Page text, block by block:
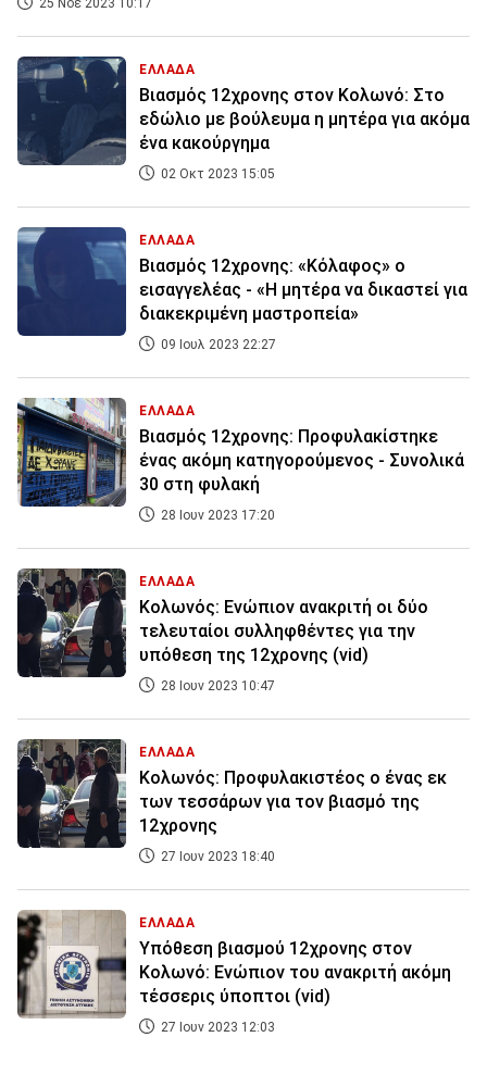
25 Νοε 2023 10:17
ΕΛΛΑΔΑ
Βιασμός 12χρονης στον Κολωνό: Στο
εδώλιο με βούλευμα η μητέρα για ακόμα
ένα κακούργημα
02 Οκτ 2023 15:05
ΕΛΛΑΔΑ
Βιασμός 12χρονης: «Κόλαφος» ο
εισαγγελέας - «Η μητέρα να δικαστεί για
διακεκριμένη μαστροπεία»
09 Ιουλ 2023 22:27
ΕΛΛΑΔΑ
Βιασμός 12χρονης: Προφυλακίστηκε
ένας ακόμη κατηγορούμενος - Συνολικά
30 στη φυλακή
28 Ιουν 2023 17:20
ΕΛΛΑΔΑ
Κολωνός: Ενώπιον ανακριτή οι δύο
τελευταίοι συλληφθέντες για την
υπόθεση της 12χρονης (vid)
28 Ιουν 2023 10:47
ΕΛΛΑΔΑ
Κολωνός: Προφυλακιστέος ο ένας εκ
των τεσσάρων για τον βιασμό της
12χρονης
27 Ιουν 2023 18:40
ΕΛΛΑΔΑ
Υπόθεση βιασμού 12χρονης στον
Κολωνό: Ενώπιον του ανακριτή ακόμη
τέσσερις ύποπτοι (vid)
27 Ιουν 2023 12:03